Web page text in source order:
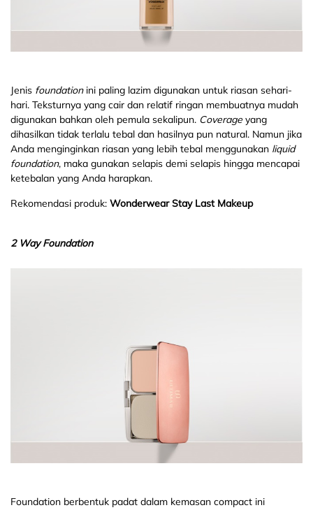
Jenis foundationini paling lazim digunakan untuk riasan sehari-
hari. Teksturnya yang cair dan relatif ringan membuatnya mudah
digunakan bahkan oleh pemula sekalipun. Coverage yang
dihasilkan tidak terlalu tebal dan hasilnya pun natural. Namun jika
Anda menginginkan riasan yang lebih tebal menggunakan liquid
foundation, maka gunakan selapis demi selapis hingga mencapai
ketebalan yang Anda harapkan.
Rekomendasi produk: Wonderwear Stay Last Makeup
2 Way Foundation
Foundation berbentuk padat dalam kemasan compact ini